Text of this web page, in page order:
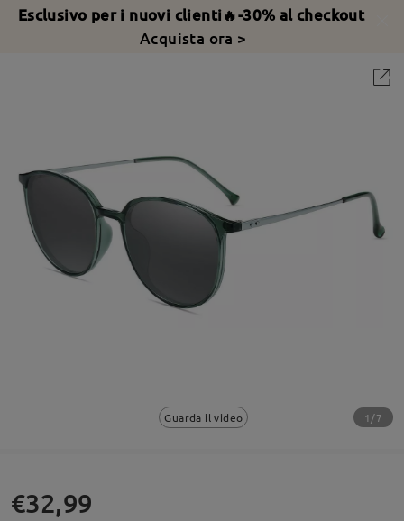
Esclusivo per i nuovi clienti🔥-30% al checkout
Acquista ora >
Guarda il video 1/7
€32,99